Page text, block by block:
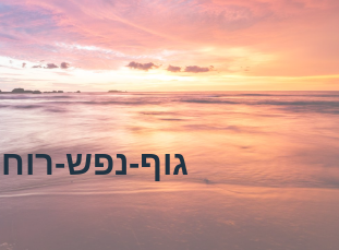
גוף-נפש-רוח